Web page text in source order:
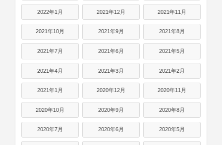
2022年1月 2021年12月 2021年11月
2021年10月 2021年9月 2021年8月
2021年7月 2021年6月 2021年5月
2021年4月 2021年3月 2021年2月
2021年1月 2020年12月 2020年11月
2020年10月 2020年9月 2020年8月
2020年7月 2020年6月 2020年5月